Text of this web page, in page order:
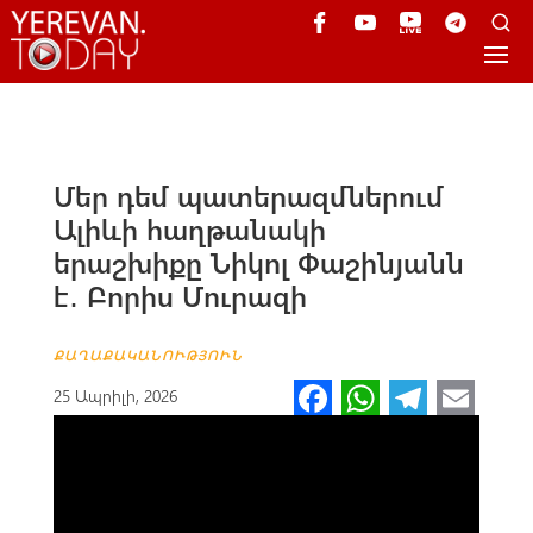
Մեր դեմ պատերազմներում
Ալիևի հաղթանակի
երաշխիքը Նիկոլ Փաշինյանն
է․ Բորիս Մուրազի
ՔԱՂԱՔԱԿԱՆՈՒԹՅՈՒՆ
25 Ապրիլի, 2026 Fa W Te